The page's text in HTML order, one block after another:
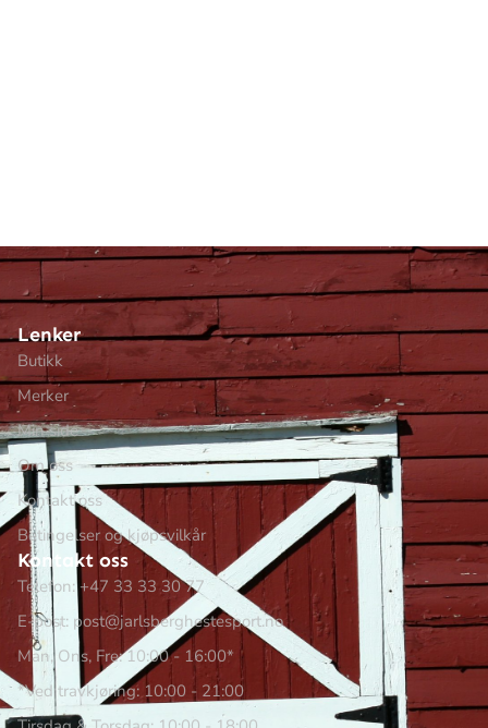
Lenker
Butikk
Merker
Min side
Om oss
Kontakt oss
Betingelser og kjøpsvilkår
Kontakt oss
Telefon: +47 33 33 30 77
E-post: post@jarlsberghestesport.no
Man, Ons, Fre: 10:00 - 16:00*
*Ved travkjøring: 10:00 - 21:00